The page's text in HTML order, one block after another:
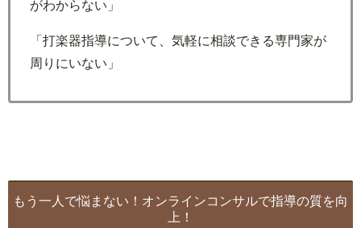
がわからない」
「打楽器指導について、気軽に相談できる専門家が
周りにいない」
もう一人で悩まない！オンラインコンサルで指導の質を向
上！